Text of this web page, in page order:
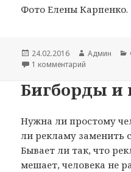
Фото Елены Карпенко.
Опубликовано
24.02.2016 Автор
Админ
1 комментарий
Бигборды и
Нужна ли простому
ли рекламу заменить
Бывает ли так, что
мешает, человека не